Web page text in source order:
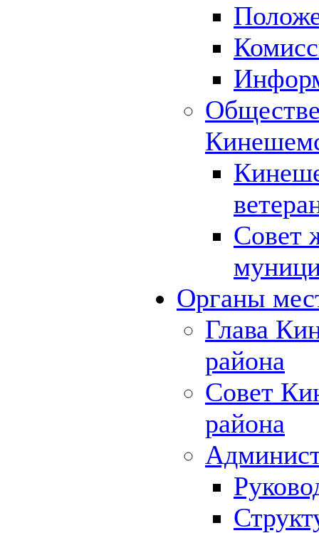
Совет
Органы
Глава
района
Совет
района